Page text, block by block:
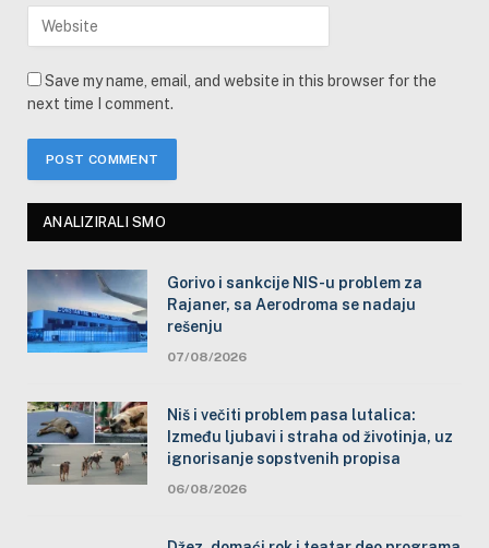
Save my name, email, and website in this browser for the
next time I comment.
ANALIZIRALI SMO
Gorivo i sankcije NIS-u problem za
Rajaner, sa Aerodroma se nadaju
rešenju
07/08/2026
Niš i večiti problem pasa lutalica:
Između ljubavi i straha od životinja, uz
ignorisanje sopstvenih propisa
06/08/2026